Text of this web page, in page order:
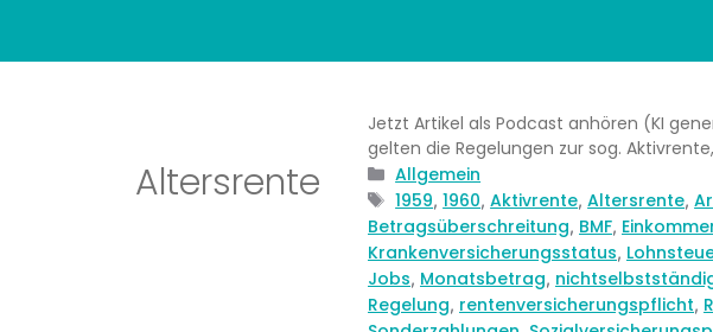
Altersrente
Jetzt Artikel als Podcast anhören (KI
gelten die Regelungen zur sog.
Kategorien
Allgemein
Schlagwörter
1959,1960, Aktivrente, Altersrente,
Betragsüberschreitung, BMF,
Krankenversicherungsstatus,
Jobs, Monatsbetrag,
Regelung, rentenversicherungspflicht,